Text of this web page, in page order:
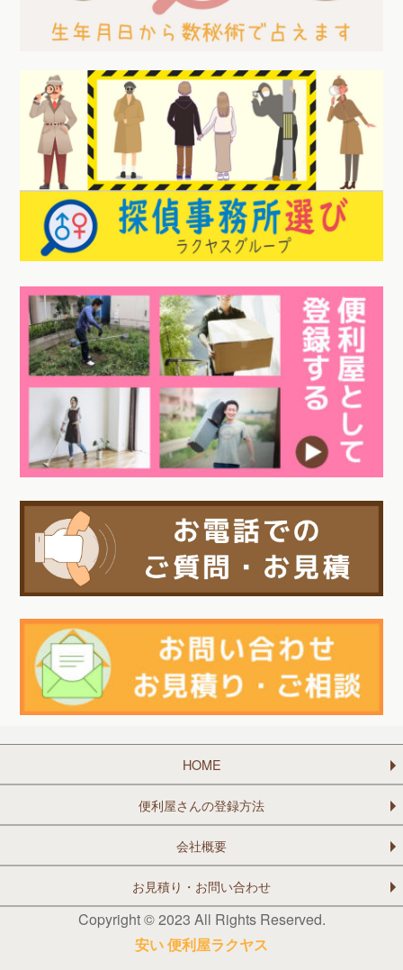
HOME
便利屋さんの登録方法
会社概要
お見積り・お問い合わせ
Copyright © 2023 All Rights Reserved.
安い 便利屋ラクヤス